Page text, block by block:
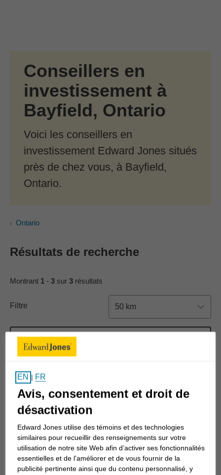
Conseillers en
investissement à
Bayfield, Ontario
Voici les conseillers en
investissement Edward Jones situés
près de chez vous, à Bayfield,
Ontario.
Ontario
Résultats de recherche
Montrant 1 - 3 sur 3 résultats
Filtre 50 km
Nouvelle recherche
Nicholas Erb
9 The Square
Po Box 125
Bayfield, ON N0M 1G0
(519) 565-2700
EN | FR
Avis, consentement et droit de
désactivation
Edward Jones utilise des témoins et des technologies
similaires pour recueillir des renseignements sur votre
utilisation de notre site Web afin d’activer ses fonctionnalités
essentielles et de l’améliorer et de vous fournir de la
publicité pertinente ainsi que du contenu personnalisé, y